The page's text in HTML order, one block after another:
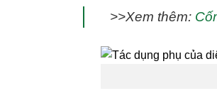
>>Xem thêm: